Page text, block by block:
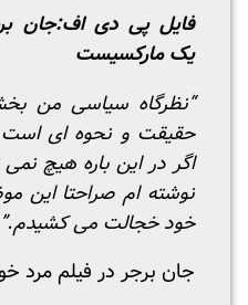
فایل پی دی اف:جان
یک مارکسیست
“نظرگاه سیاسی من
حقیقت و نحوه ای است
اگر در این باره هیچ
نوشته ام صراحتا این
خود خجالت می کشیدم.”
جان برجر در فیلم مرد